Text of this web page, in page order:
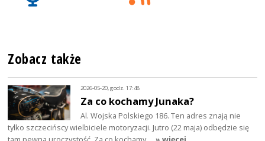
Zobacz także
2026-05-20, godz. 17:48
Za co kochamy Junaka?
Al. Wojska Polskiego 186. Ten adres znają nie
tylko szczecińscy wielbiciele motoryzacji. Jutro (22 maja) odbędzie się